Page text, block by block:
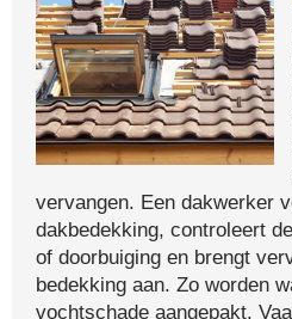
vervangen. Een dakwerker
dakbedekking, controleert
of doorbuiging en brengt
bedekking aan. Zo worden
vochtschade aangepakt.